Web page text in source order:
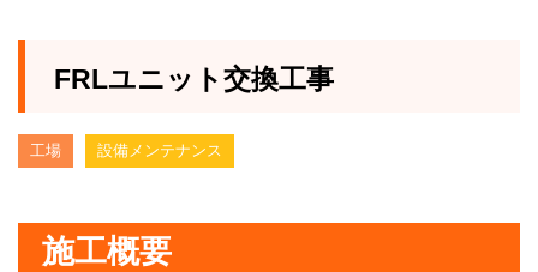
FRLユニット交換工事
工場 設備メンテナンス
施工概要